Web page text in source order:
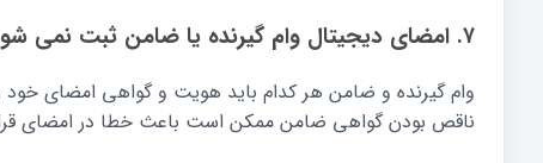
۷. امضای دیجیتال وام گیرنده یا ضامن ثبت نمی شود
وام گیرنده و ضامن هر کدام باید هویت و گواهی امضای خود
ناقص بودن گواهی ضامن ممکن است باعث خطا در امضای